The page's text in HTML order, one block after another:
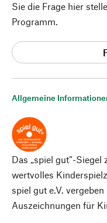
Allgemeine
Das „spiel gut“-
wertvolles
spiel gut e.V.
Auszeichnungen für
Sie die Frage hier
Programm.